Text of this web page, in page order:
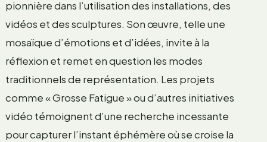
pionnière dans l’utilisation des installations, des
vidéos et des sculptures. Son œuvre, telle une
mosaïque d’émotions et d’idées, invite à la
réflexion et remet en question les modes
traditionnels de représentation. Les projets
comme « Grosse Fatigue » ou d’autres initiatives
vidéo témoignent d’une recherche incessante
pour capturer l’instant éphémère où se croise la